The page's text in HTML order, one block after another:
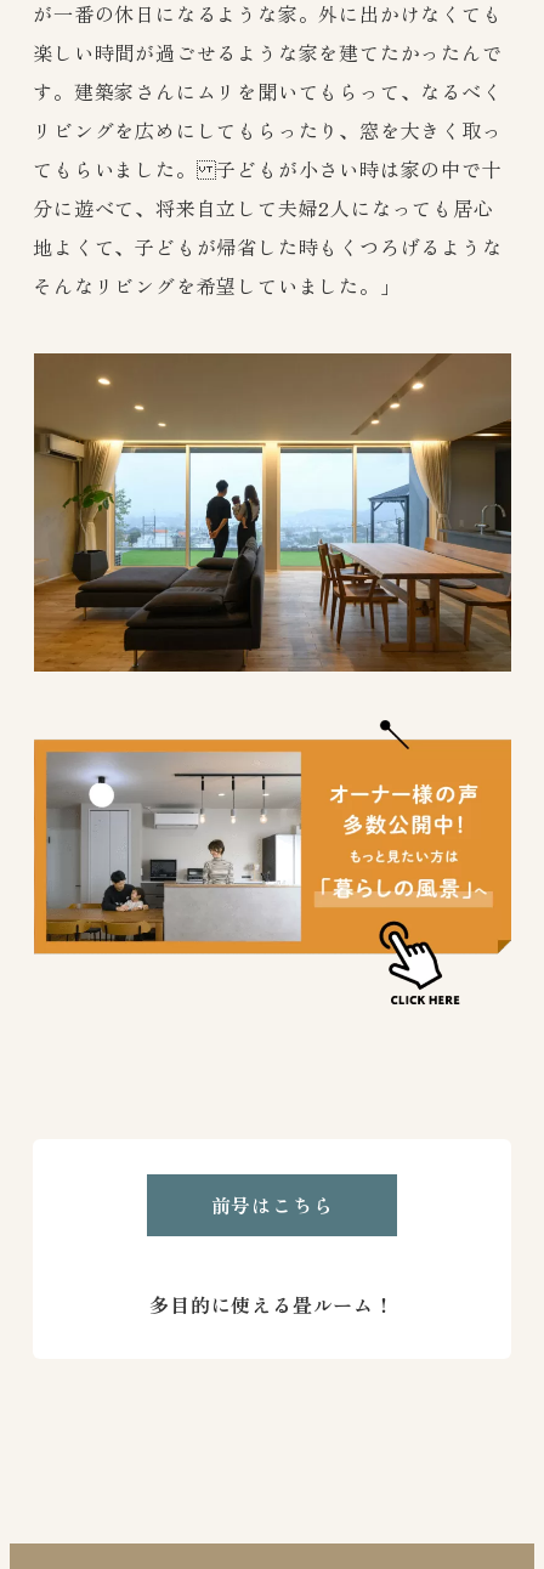
が一番の休日になるような家。外に出かけなくても
楽しい時間が過ごせるような家を建てたかったんで
す。建築家さんにムリを聞いてもらって、なるべく
リビングを広めにしてもらったり、窓を大きく取っ
てもらいました。 子どもが小さい時は家の中で十
分に遊べて、将来自立して夫婦2人になっても居心
地よくて、子どもが帰省した時もくつろげるような
そんなリビングを希望していました。」
前号はこちら
多目的に使える畳ルーム！